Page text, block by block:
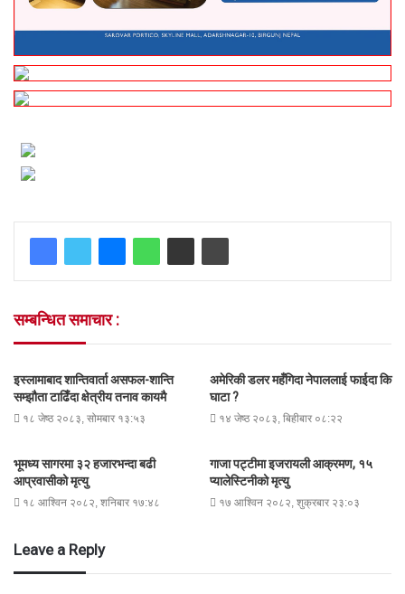
सम्बन्धित समाचार :
इस्लामाबाद शान्तिवार्ता असफल-शान्ति
सम्झौता टाढिँदा क्षेत्रीय तनाव कायमै
१८ जेष्ठ २०८३, सोमबार १३:५३
अमेरिकी डलर महँगिदा नेपाललाई फाईदा कि
घाटा ?
१४ जेष्ठ २०८३, बिहीबार ०८:२२
भूमध्य सागरमा ३२ हजारभन्दा बढी
आप्रवासीको मृत्यु
१८ आश्विन २०८२, शनिबार १७:४८
गाजा पट्टीमा इजरायली आक्रमण, १५
प्यालेस्टिनीको मृत्यु
१७ आश्विन २०८२, शुक्रबार २३:०३
Leave a Reply